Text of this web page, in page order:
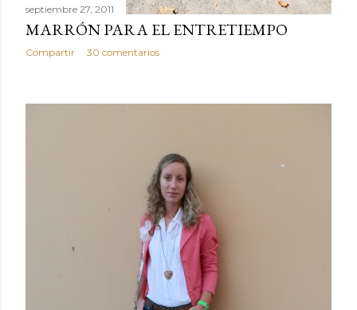
septiembre 27, 2011
MARRÓN PARA EL ENTRETIEMPO
Compartir 30 comentarios